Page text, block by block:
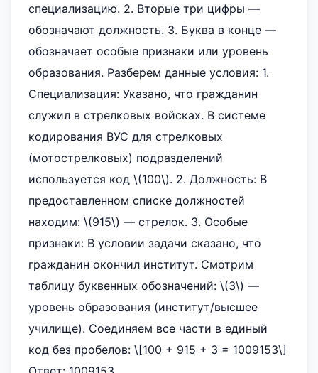
специализацию. 2. Вторые три цифры —
обозначают должность. 3. Буква в конце —
обозначает особые признаки или уровень
образования. Разберем данные условия: 1.
Специализация: Указано, что гражданин
служил в стрелковых войсках. В системе
кодирования ВУС для стрелковых
(мотострелковых) подразделений
используется код \(100\). 2. Должность: В
предоставленном списке должностей
находим: \(915\) — стрелок. 3. Особые
признаки: В условии задачи сказано, что
гражданин окончил институт. Смотрим
таблицу буквенных обозначений: \(З\) —
уровень образования (институт/высшее
училище). Соединяем все части в единый
код без пробелов: \[100 + 915 + З = 100915З\]